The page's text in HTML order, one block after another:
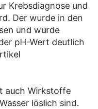
Krebsdiagnose und
Der wurde in den
und wurde
pH-Wert deutlich
auch Wirkstoffe
löslich sind.